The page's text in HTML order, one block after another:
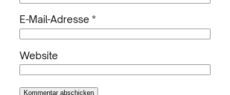
E-Mail-Adresse *
Website